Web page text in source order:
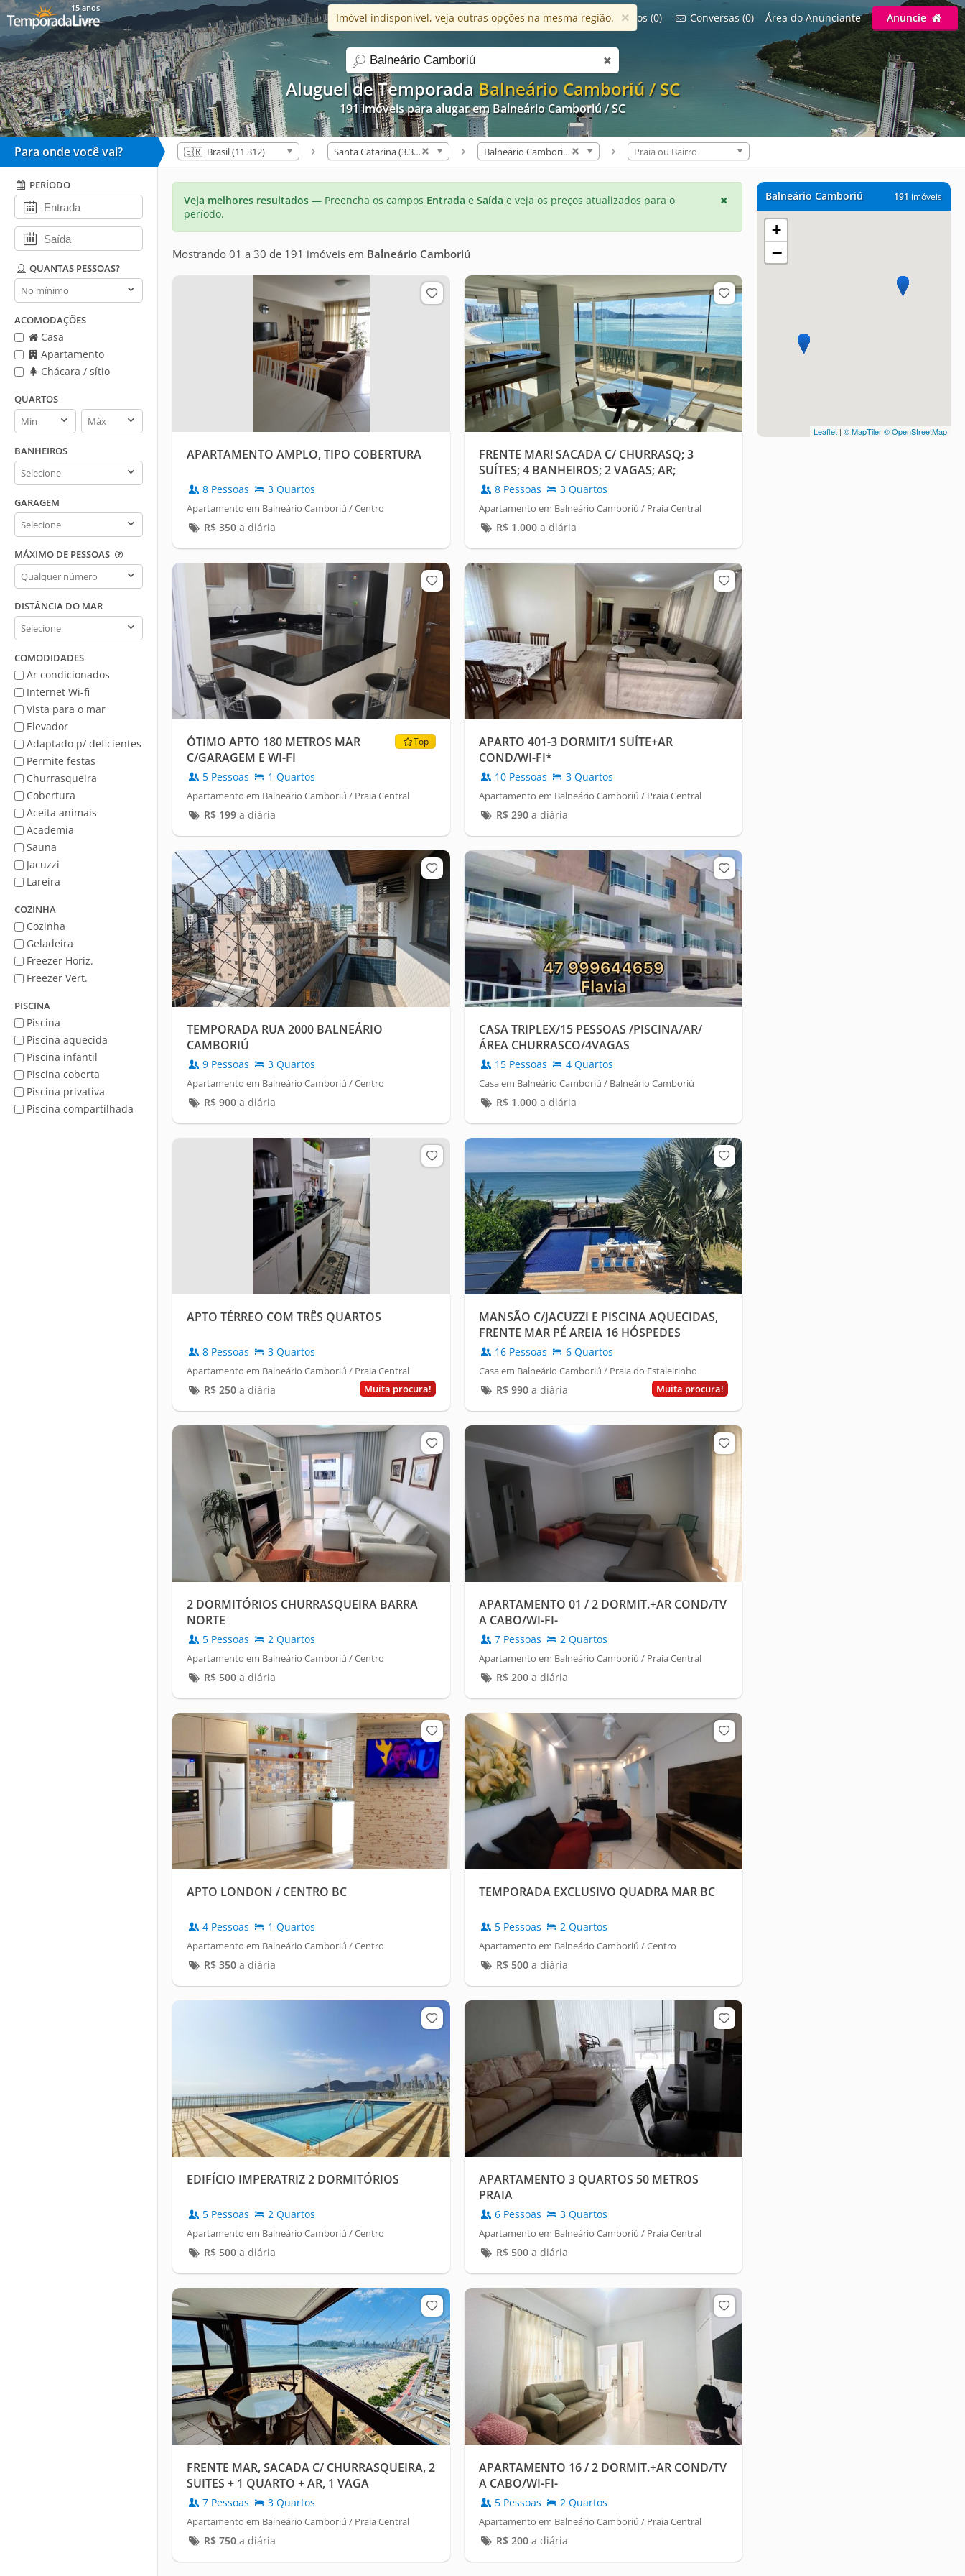
Aluguel de Temporada Balneário Camboriú / SC
191 imóveis para alugar em Balneário Camboriú / SC
search
15 anos
Ajuda Apps Blog Favoritos (0) Conversas (0) Área do Anunciante Anuncie
Imóvel indisponível, veja outras opções na mesma região. ×
Para onde você vai? 🇧🇷 Brasil (11.312) Santa Catarina (3.321) Balneário Camboriú (191) Praia ou Bairro
PERÍODO
QUANTAS PESSOAS?
Quantas
pessoas?
ACOMODAÇÕES
Casa
Apartamento
Chácara / sítio
QUARTOS
Quartos
min
Quartos
max
BANHEIROS
Banheiros
GARAGEM
Garagem
MÁXIMO DE PESSOAS
Máximo
de
pessoas
DISTÂNCIA DO MAR
Distância
do
Mar
COMODIDADES
Ar condicionados
Internet Wi-fi
Vista para o mar
Elevador
Adaptado p/ deficientes
Permite festas
Churrasqueira
Cobertura
Aceita animais
Academia
Sauna
Jacuzzi
Lareira
COZINHA
Cozinha
Geladeira
Freezer Horiz.
Freezer Vert.
PISCINA
Piscina
Piscina aquecida
Piscina infantil
Piscina coberta
Piscina privativa
Piscina compartilhada
191 imóveis
Balneário Camboriú
+
−
Leaflet | © MapTiler© OpenStreetMap
Veja melhores resultados — Preencha os campos Entrada e Saída e veja os preços atualizados para o
período.
Mostrando 01 a 30 de 191 imóveis em Balneário Camboriú
APARTAMENTO AMPLO, TIPO COBERTURA
8 Pessoas 3 Quartos
Apartamento em Balneário Camboriú / Centro
R$ 350a diária
FRENTE MAR! SACADA C/ CHURRASQ; 3
SUÍTES; 4 BANHEIROS; 2 VAGAS; AR;
8 Pessoas 3 Quartos
Apartamento em Balneário Camboriú / Praia Central
R$ 1.000a diária
Top
ÓTIMO APTO 180 METROS MAR
C/GARAGEM E WI-FI
5 Pessoas 1 Quartos
Apartamento em Balneário Camboriú / Praia Central
R$ 199a diária
APARTO 401-3 DORMIT/1 SUÍTE+AR
COND/WI-FI*
10 Pessoas 3 Quartos
Apartamento em Balneário Camboriú / Praia Central
R$ 290a diária
TEMPORADA RUA 2000 BALNEÁRIO
CAMBORIÚ
9 Pessoas 3 Quartos
Apartamento em Balneário Camboriú / Centro
R$ 900a diária
CASA TRIPLEX/15 PESSOAS /PISCINA/AR/
ÁREA CHURRASCO/4VAGAS
15 Pessoas 4 Quartos
Casa em Balneário Camboriú / Balneário Camboriú
R$ 1.000a diária
APTO TÉRREO COM TRÊS QUARTOS
8 Pessoas 3 Quartos
Apartamento em Balneário Camboriú / Praia Central
Muita procura!
R$ 250a diária
MANSÃO C/JACUZZI E PISCINA AQUECIDAS,
FRENTE MAR PÉ AREIA 16 HÓSPEDES
16 Pessoas 6 Quartos
Casa em Balneário Camboriú / Praia do Estaleirinho
Muita procura!
R$ 990a diária
2 DORMITÓRIOS CHURRASQUEIRA BARRA
NORTE
5 Pessoas 2 Quartos
Apartamento em Balneário Camboriú / Centro
R$ 500a diária
APARTAMENTO 01 / 2 DORMIT.+AR COND/TV
A CABO/WI-FI-
7 Pessoas 2 Quartos
Apartamento em Balneário Camboriú / Praia Central
R$ 200a diária
APTO LONDON / CENTRO BC
4 Pessoas 1 Quartos
Apartamento em Balneário Camboriú / Centro
R$ 350a diária
TEMPORADA EXCLUSIVO QUADRA MAR BC
5 Pessoas 2 Quartos
Apartamento em Balneário Camboriú / Centro
R$ 500a diária
EDIFÍCIO IMPERATRIZ 2 DORMITÓRIOS
5 Pessoas 2 Quartos
Apartamento em Balneário Camboriú / Centro
R$ 500a diária
APARTAMENTO 3 QUARTOS 50 METROS
PRAIA
6 Pessoas 3 Quartos
Apartamento em Balneário Camboriú / Praia Central
R$ 500a diária
FRENTE MAR, SACADA C/ CHURRASQUEIRA, 2
SUITES + 1 QUARTO + AR, 1 VAGA
7 Pessoas 3 Quartos
Apartamento em Balneário Camboriú / Praia Central
R$ 750a diária
APARTAMENTO 16 / 2 DORMIT.+AR COND/TV
A CABO/WI-FI-
5 Pessoas 2 Quartos
Apartamento em Balneário Camboriú / Praia Central
R$ 200a diária